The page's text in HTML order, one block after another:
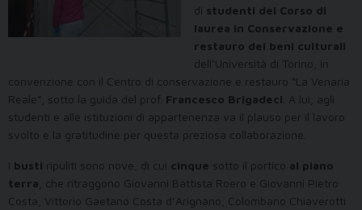
di studenti del Corso di
laurea in Conservazione e
restauro dei beni culturali
dell’Università di Torino, in
convenzione con il Centro di conservazione e restauro “La Venaria
Reale”, sotto la guida del prof. Francesco Brigadeci . A lui, agli
studenti e alle istituzioni di appartenenza va il plauso per il lavoro
svolto e la gratitudine per questa preziosa collaborazione.
I busti ripuliti sono nove, di cui cinque sotto il portico al piano
terra , che ritraggono Giovanni Battista Roero e Giovanni Pietro
Costa, Vittorio Gaetano Costa d’Arignano, Colombano Chiaverotti